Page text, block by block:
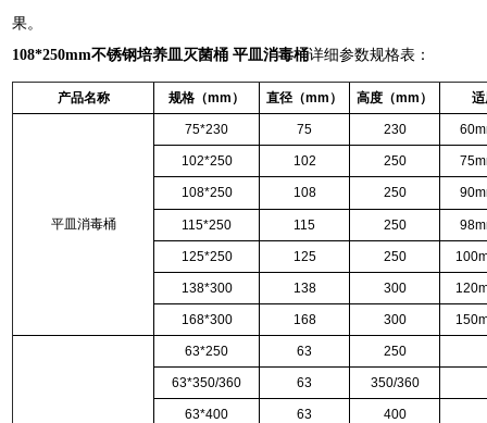
果。
108*250mm不锈钢培养皿灭菌桶 平皿消毒桶详细参数规格表：
产品名称 规格（mm） 直径（mm） 高度（mm）
平皿消毒桶
75*230 75 230
102*250 102 250
108*250 108 250
115*250 115 250
125*250 125 250
138*300 138 300
168*300 168 300
63*250 63 250
63*350/360 63 350/360
63*400 63 400